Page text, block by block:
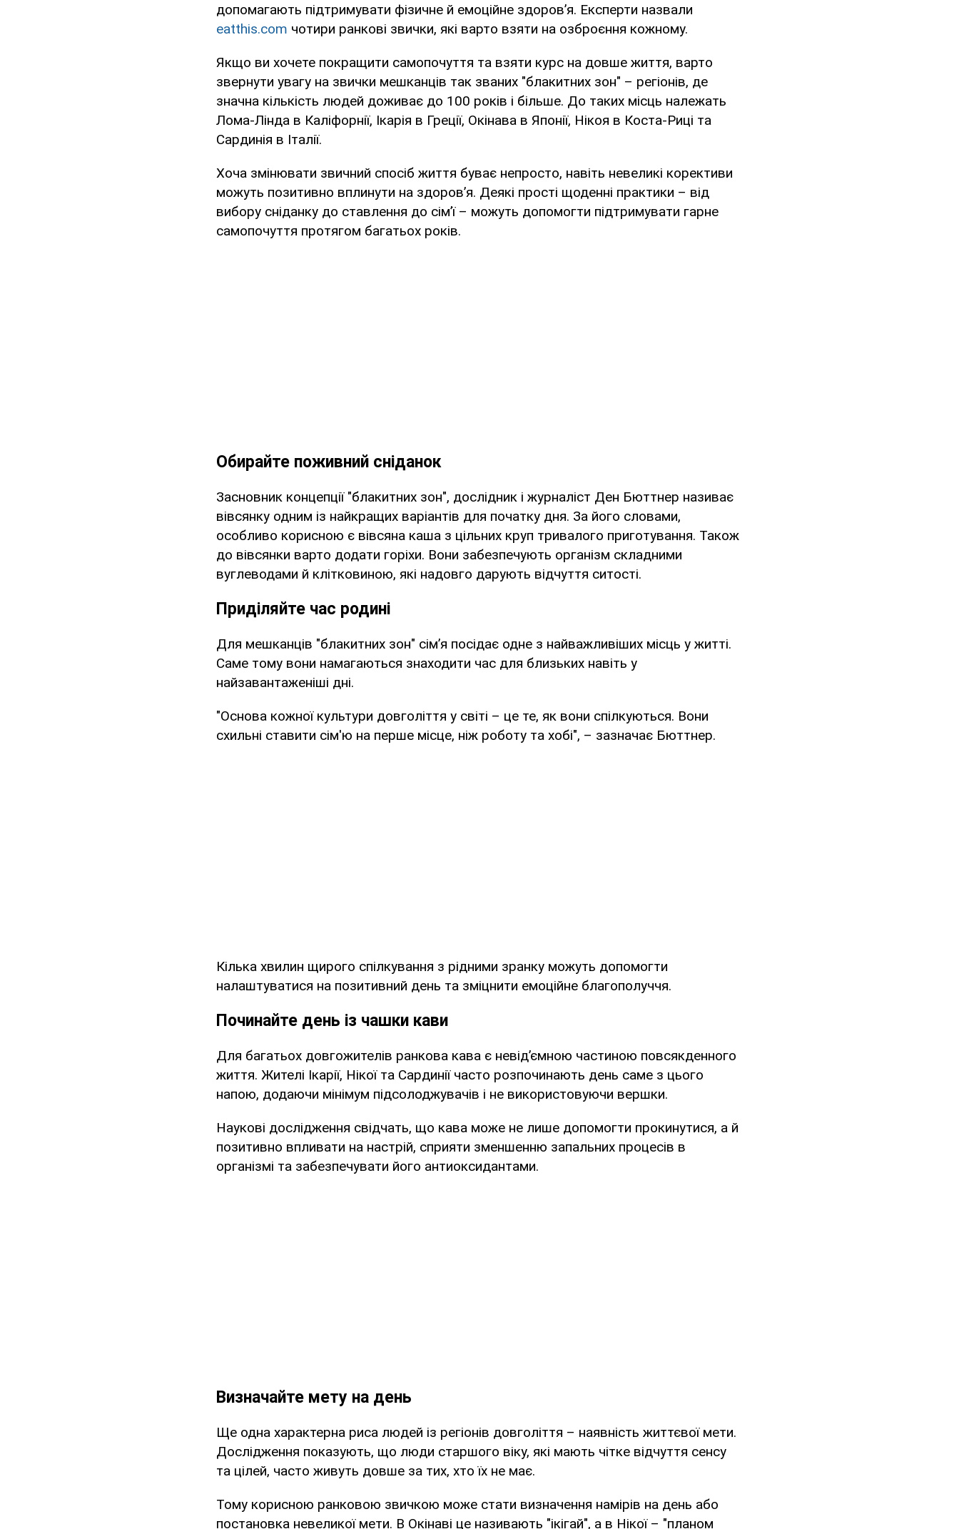
допомагають підтримувати фізичне й емоційне здоров’я. Експерти назвали
eatthis.com чотири ранкові звички, які варто взяти на озброєння кожному.
Якщо ви хочете покращити самопочуття та взяти курс на довше життя, варто
звернути увагу на звички мешканців так званих "блакитних зон" – регіонів, де
значна кількість людей доживає до 100 років і більше. До таких місць належать
Лома-Лінда в Каліфорнії, Ікарія в Греції, Окінава в Японії, Нікоя в Коста-Риці та
Сардинія в Італії.
Хоча змінювати звичний спосіб життя буває непросто, навіть невеликі корективи
можуть позитивно вплинути на здоров’я. Деякі прості щоденні практики – від
вибору сніданку до ставлення до сім’ї – можуть допомогти підтримувати гарне
самопочуття протягом багатьох років.
Обирайте поживний сніданок
Засновник концепції "блакитних зон", дослідник і журналіст Ден Бюттнер називає
вівсянку одним із найкращих варіантів для початку дня. За його словами,
особливо корисною є вівсяна каша з цільних круп тривалого приготування. Також
до вівсянки варто додати горіхи. Вони забезпечують організм складними
вуглеводами й клітковиною, які надовго дарують відчуття ситості.
Приділяйте час родині
Для мешканців "блакитних зон" сім’я посідає одне з найважливіших місць у житті.
Саме тому вони намагаються знаходити час для близьких навіть у
найзавантаженіші дні.
"Основа кожної культури довголіття у світі – це те, як вони спілкуються. Вони
схильні ставити сім'ю на перше місце, ніж роботу та хобі", – зазначає Бюттнер.
Кілька хвилин щирого спілкування з рідними зранку можуть допомогти
налаштуватися на позитивний день та зміцнити емоційне благополуччя.
Починайте день із чашки кави
Для багатьох довгожителів ранкова кава є невід’ємною частиною повсякденного
життя. Жителі Ікарії, Нікої та Сардинії часто розпочинають день саме з цього
напою, додаючи мінімум підсолоджувачів і не використовуючи вершки.
Наукові дослідження свідчать, що кава може не лише допомогти прокинутися, а й
позитивно впливати на настрій, сприяти зменшенню запальних процесів в
організмі та забезпечувати його антиоксидантами.
Визначайте мету на день
Ще одна характерна риса людей із регіонів довголіття – наявність життєвої мети.
Дослідження показують, що люди старшого віку, які мають чітке відчуття сенсу
та цілей, часто живуть довше за тих, хто їх не має.
Тому корисною ранковою звичкою може стати визначення намірів на день або
постановка невеликої мети. В Окінаві це називають "ікігай", а в Нікої – "планом